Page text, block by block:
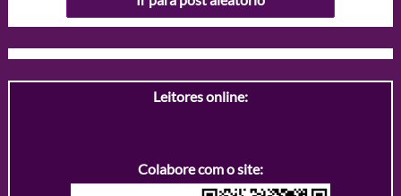
Leitores online:
Colabore com o site: